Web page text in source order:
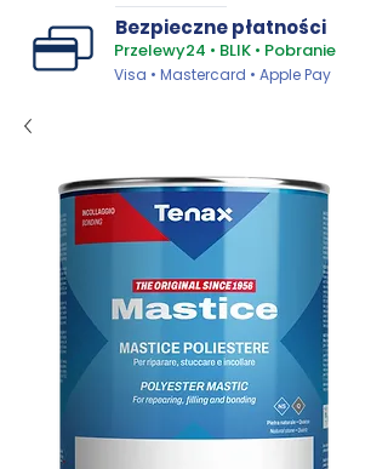
Bezpieczne płatności
Przelewy24 • BLIK • Pobranie
Visa • Mastercard • Apple Pay